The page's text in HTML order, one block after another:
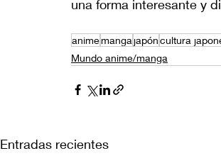
una forma interesante y
animemanga japóncultura
Mundo anime/manga
Entradas recientes